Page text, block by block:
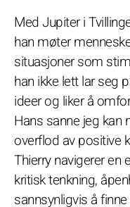
Med Jupiter i
han møter
situasjoner som
han ikke lett lar seg
ideer og liker å
Hans sanne jeg kan
overflod av positive
Thierry navigerer en
kritisk tenkning,
sannsynligvis å